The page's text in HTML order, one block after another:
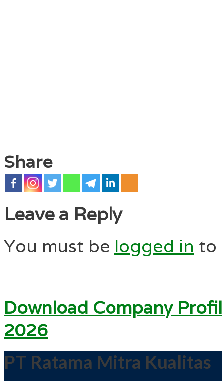
Share
Leave a Reply
You must be logged in to
Download Company
2026
PT Ratama Mitra Kualitas